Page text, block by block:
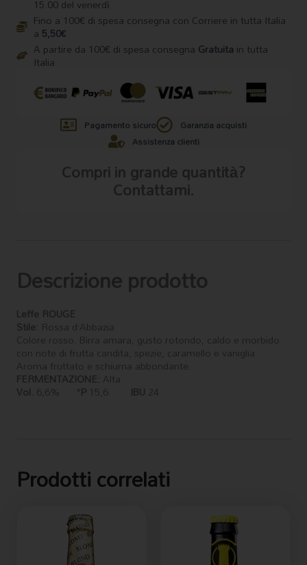
15.00 del venerdì
Fino a 100€ di spesa consegna con Corriere in tutta Italia
a 5,50€
A partire da 100€ di spesa consegna Gratuita in tutta
Italia
Pagamento sicuro
Garanzia acquisti
Assistenza clienti
Compri in grande quantità?
Contattami.
Descrizione prodotto
Leffe ROUGE
Stile: Rossa d’Abbazia
Colore rosso. Birra amara, gusto rotondo, caldo e morbido
con note di frutta candita, spezie, caramello e vaniglia.
Aroma fruttato e schiuma abbondante.
FERMENTAZIONE: Alta
Vol. 6,6% °P 15,6 IBU 24
Prodotti correlati